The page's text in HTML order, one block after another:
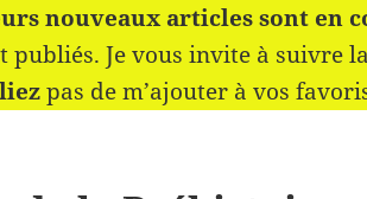
nouveaux articles sont en
publiés. Je vous invite à suivre
pas de m’ajouter à vos